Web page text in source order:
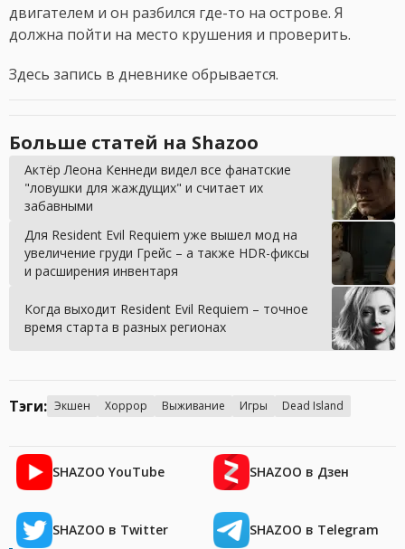
двигателем и он разбился где-то на острове. Я
должна пойти на место крушения и проверить.
Здесь запись в дневнике обрывается.
Больше статей на Shazoo
Актёр Леона Кеннеди видел все фанатские
"ловушки для жаждущих" и считает их
забавными
Для Resident Evil Requiem уже вышел мод на
увеличение груди Грейс – а также HDR-фиксы
и расширения инвентаря
Когда выходит Resident Evil Requiem – точное
время старта в разных регионах
Тэги: Экшен Хоррор Выживание Игры Dead Island
SHAZOO YouTube SHAZOO в Дзен
SHAZOO в Twitter SHAZOO в Telegram